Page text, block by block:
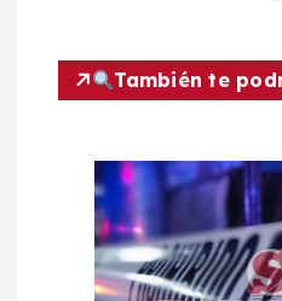
También te